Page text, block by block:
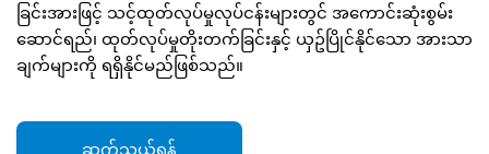
ခြင်းအားဖြင့် သင့်ထုတ်လုပ်မှုလုပ်ငန်းများတွင် အကောင်းဆုံးစွမ်း
ဆောင်ရည်၊ ထုတ်လုပ်မှုတိုးတက်ခြင်းနှင့် ယှဥ်ပြိုင်နိုင်သော အားသာ
ချက်များကို ရရှိနိုင်မည်ဖြစ်သည်။
ဆက်သွယ်ရန်